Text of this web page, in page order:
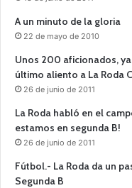
A un minuto de la gloria
22 de mayo de 2010
Unos 200 aficionados,
último aliento a La Roda
26 de junio de 2011
La Roda habló en el
estamos en segunda B!
26 de junio de 2011
Fútbol.- La Roda da un
Segunda B